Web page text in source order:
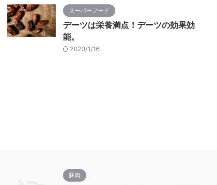
スーパーフード
デーツは栄養満点！デーツの効果効
能。
2020/1/16
豚肉